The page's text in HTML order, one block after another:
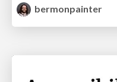
bermonpainter